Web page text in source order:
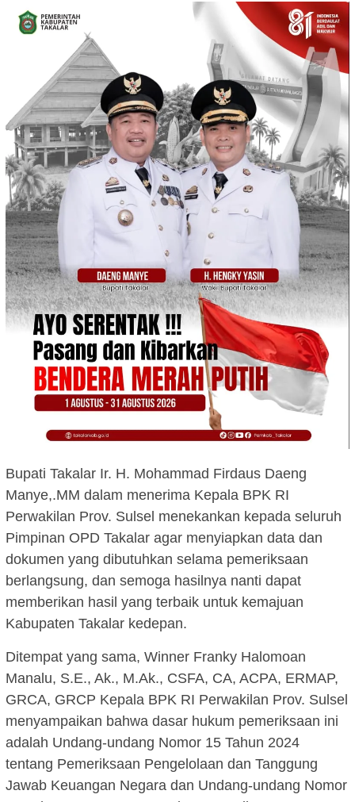
Bupati Takalar Ir. H. Mohammad Firdaus Daeng
Manye,.MM dalam menerima Kepala BPK RI
Perwakilan Prov. Sulsel menekankan kepada seluruh
Pimpinan OPD Takalar agar menyiapkan data dan
dokumen yang dibutuhkan selama pemeriksaan
berlangsung, dan semoga hasilnya nanti dapat
memberikan hasil yang terbaik untuk kemajuan
Kabupaten Takalar kedepan.
Ditempat yang sama, Winner Franky Halomoan
Manalu, S.E., Ak., M.Ak., CSFA, CA, ACPA, ERMAP,
GRCA, GRCP Kepala BPK RI Perwakilan Prov. Sulsel
menyampaikan bahwa dasar hukum pemeriksaan ini
adalah Undang-undang Nomor 15 Tahun 2024
tentang Pemeriksaan Pengelolaan dan Tanggung
Jawab Keuangan Negara dan Undang-undang Nomor